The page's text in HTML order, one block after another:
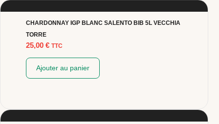
CHARDONNAY IGP BLANC SALENTO BIB 5L VECCHIA
TORRE
25,00 € TTC
Ajouter au panier